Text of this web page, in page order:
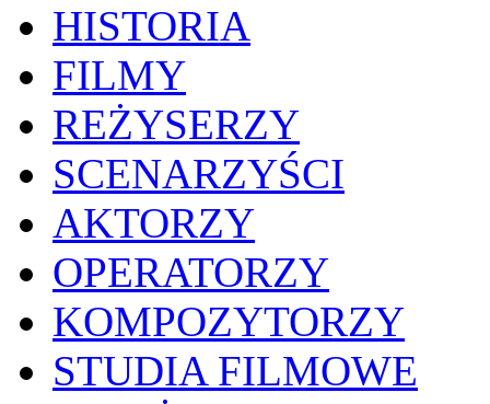
HISTORIA
FILMY
REŻYSERZY
SCENARZYŚCI
AKTORZY
OPERATORZY
KOMPOZYTORZY
STUDIA FILMOWE